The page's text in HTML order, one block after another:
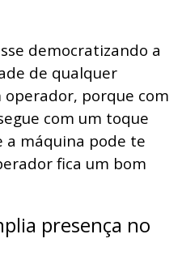
democratizando a
de qualquer
porque com
com um toque
máquina pode te
fica um bom
presença no